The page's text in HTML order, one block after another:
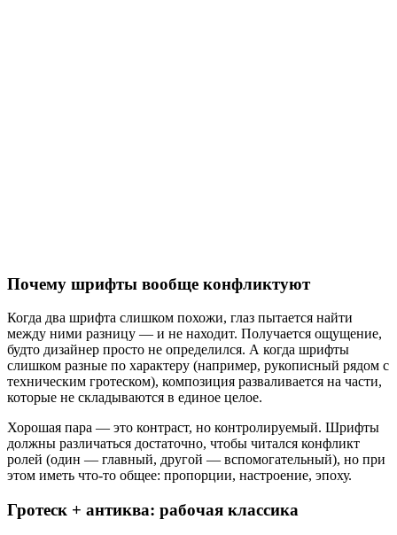
Почему шрифты вообще конфликтуют
Когда два шрифта слишком похожи, глаз пытается найти
между ними разницу — и не находит. Получается ощущение,
будто дизайнер просто не определился. А когда шрифты
слишком разные по характеру (например, рукописный рядом с
техническим гротеском), композиция разваливается на части,
которые не складываются в единое целое.
Хорошая пара — это контраст, но контролируемый. Шрифты
должны различаться достаточно, чтобы читался конфликт
ролей (один — главный, другой — вспомогательный), но при
этом иметь что-то общее: пропорции, настроение, эпоху.
Гротеск + антиква: рабочая классика